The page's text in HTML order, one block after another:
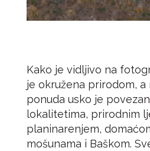
Kako je vidljivo na
je okružena prirodom, a
ponuda usko je
lokalitetima, prirodnim
planinarenjem,
mošunama i Baškom.